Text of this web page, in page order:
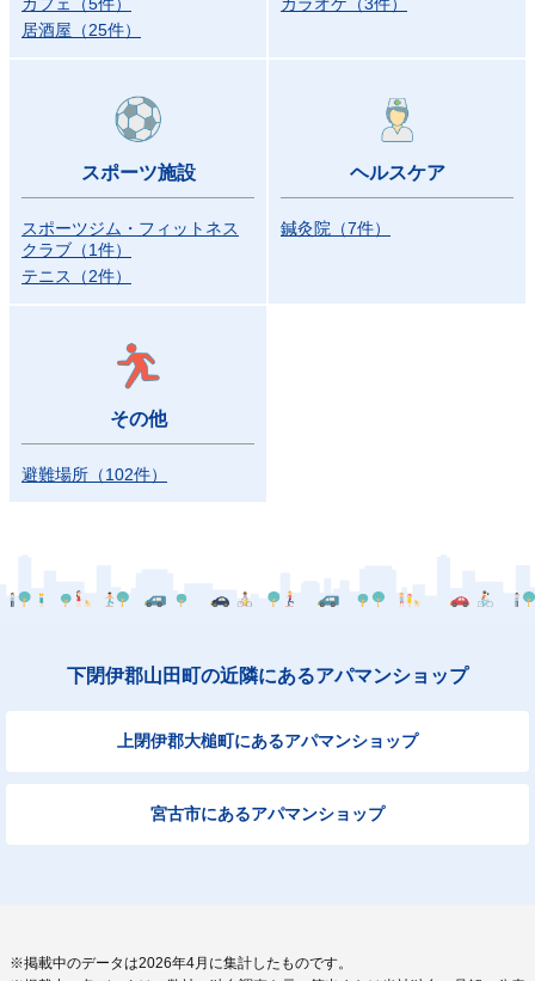
居酒屋 （25件）
スポーツ施設
スポーツジム・フィットネス
クラブ （1件）
テニス
（2件）
ヘルスケア
鍼灸院 （7件）
その他
避難場所 （102件）
下閉伊郡山田町の近隣にあるアパマンショップ
上閉伊郡大槌町にあるアパマンショップ
宮古市にあるアパマンショップ
※掲載中のデータは2026年4月に集計したものです。